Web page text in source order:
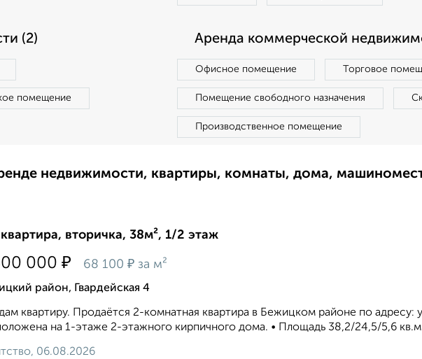
(2)
помещение
Аренда коммерческой
Офисное помещение Торговое
Помещение свободного назначения
Производственное помещение
недвижимости, квартиры, комнаты, дома,
вторичка, 38м², 1/2 этаж
000 ₽ 68 100 ₽ за м²
район, Гвардейская 4
квартиру. Продаётся 2-комнатная квартира в Бежицком районе по адресу:
на 1-этажe 2-этaжного кирпичного дома. • Площадь 38,2/24,5/5,6
06.08.2026